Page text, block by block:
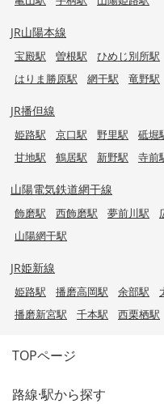
JR山陽本線
宝殿駅 曽根駅 ひめじ別所駅
はりま勝原駅
網干駅 竜野駅
JR播但線
姫路駅 京口駅 野里駅 砥堀
甘地駅
鶴居駅 新野駅 寺前
山陽電気鉄道網干線
飾磨駅 西飾磨駅 夢前川駅
山陽網干駅
JR姫新線
姫路駅 播磨高岡駅 余部駅
播磨新宮駅
千本駅 西栗栖駅
TOPページ
路線·駅から探す